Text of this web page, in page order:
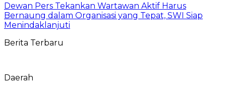
Dewan Pers Tekankan Wartawan Aktif Harus
Bernaung dalam Organisasi yang Tepat, SWI Siap
Menindaklanjuti
Berita Terbaru
Daerah